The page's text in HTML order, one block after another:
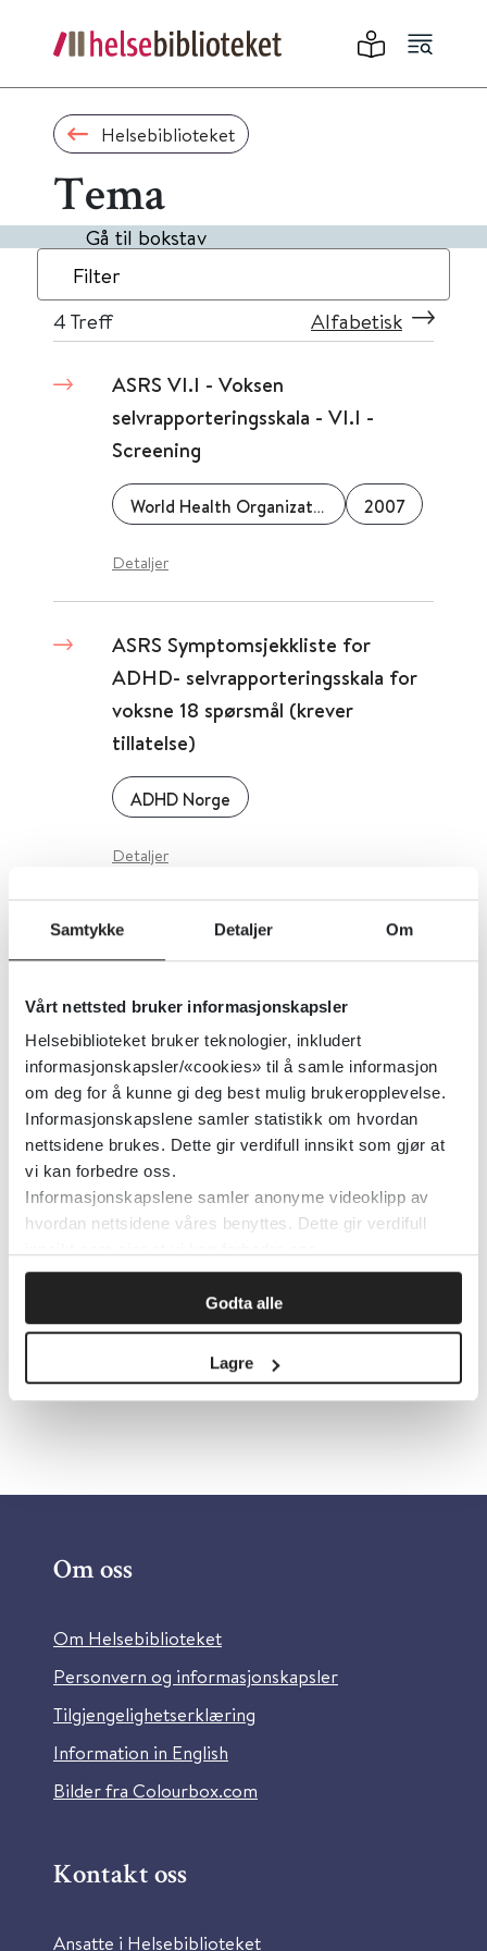
Samtykke Detaljer Om
Vårt nettsted bruker informasjonskapsler
Helsebiblioteket bruker teknologier, inkludert
informasjonskapsler/«cookies» til å samle informasjon
om deg for å kunne gi deg best mulig brukeropplevelse.
Informasjonskapslene samler statistikk om hvordan
nettsidene brukes. Dette gir verdifull innsikt som gjør at
vi kan forbedre oss.
Informasjonskapslene samler anonyme videoklipp av
hvordan nettsidene våres benyttes. Dette gir verdifull
Godta alle
Lagre
Helsebiblioteket
Tema
Gå til bokstav
Filter
4 Treff Alfabetisk
ASRS VI.I - Voksen
selvrapporteringsskala - VI.I -
Screening
World Health Organization (WHO) 2007
Detaljer
ASRS Symptomsjekkliste for
ADHD- selvrapporteringsskala for
voksne 18 spørsmål (krever
tillatelse)
ADHD Norge
Detaljer
AAQoL - Adult ADHD Quality of
Life - spørreskjema
Detaljer
AAQoL - Adult ADHD Quality of
Life - skåringsmanual
Helsebiblioteket
Om oss
Om Helsebiblioteket
Personvern og informasjonskapsler
Tilgjengelighetserklæring
Information in English
Bilder fra Colourbox.com
Kontakt oss
Ansatte i Helsebiblioteket